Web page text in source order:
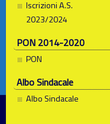
Iscrizioni A.S.
2023/2024
PON 2014-2020
PON
Albo Sindacale
Albo Sindacale